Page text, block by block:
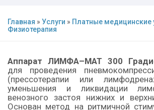
Главная » Услуги » Платные медицинские
Физиотерапия
Аппарат ЛИМФА–МАТ 300
для проведения
(прессотерапии или
уменьшения и ликвидации
венозного застоя нижних и
Основан метод на ритмичной